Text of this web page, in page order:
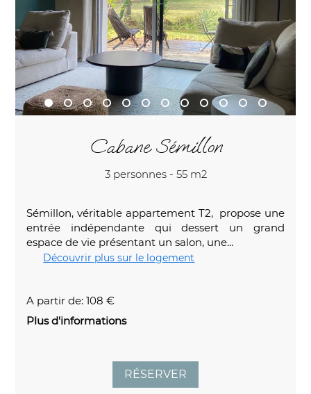
Cabane Sémillon
3 personnes - 55 m2
Sémillon, véritable appartement T2, propose une
entrée indépendante qui dessert un grand
espace de vie présentant un salon, une...
Découvrir plus sur le logement
A partir de: 108 €
Plus d'informations
RÉSERVER